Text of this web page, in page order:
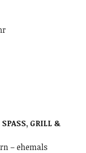
GRILL &
– ehemals